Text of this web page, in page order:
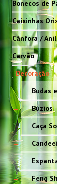
Bonecos de
Caixinhas
Cânfora / Anil
Carvão
Decoração
Budas
Búzios
Caça
Feng